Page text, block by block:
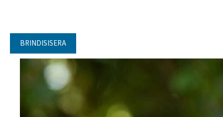
BRINDISISERA